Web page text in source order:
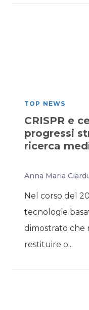
TOP NEWS
CRISPR e
progressi
ricerca
Anna Maria
Nel corso del
tecnologie
dimostrato che
restituire o...